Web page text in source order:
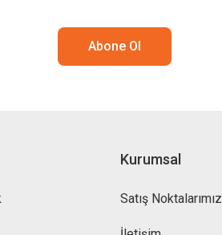
Abone Ol
Kurumsal
Satış Noktalarımız